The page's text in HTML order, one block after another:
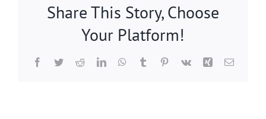
Share This Story, Choose
Your Platform!
Facebook
TwitterRedditLinkedInWhatsApp
TumblrPinterest
Vk Xing Email: